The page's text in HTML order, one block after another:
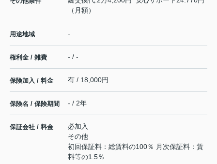
（月額）
用途地域 -
権利金 / 雑費 - / -
保険加入 / 料金 有 / 18,000円
保険名 / 保険期間 - / 2年
保証会社 / 料金
必加入
その他
初回保証料：総賃料の100％ 月次保証料：賃
料等の1.5％